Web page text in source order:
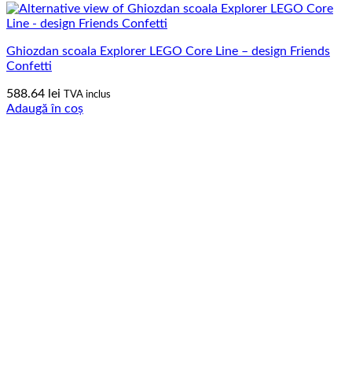
Ghiozdan scoala Explorer LEGO Core Line – design Friends
Confetti
588.64 lei TVA inclus
Adaugă în coș